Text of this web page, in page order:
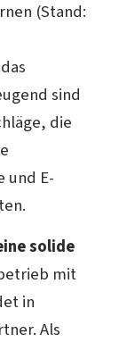
steht
sich
Mehr
(Stand:
sind
die
und E-
solide
mit
in
Als